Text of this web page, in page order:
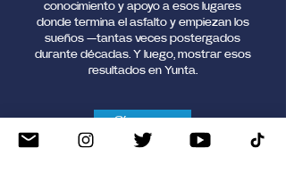
conocimiento y apoyo a esos lugares
donde termina el asfalto y empiezan los
sueños —tantas veces postergados
durante décadas. Y luego, mostrar esos
resultados en Yunta.
Sígueme